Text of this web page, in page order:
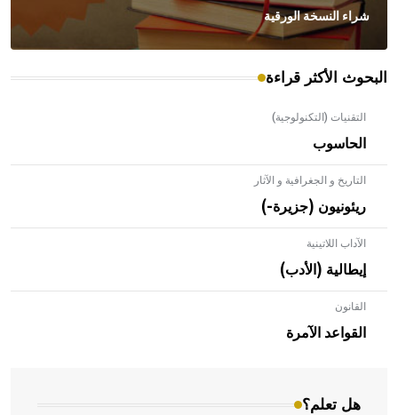
شراء النسخة الورقية
البحوث الأكثر قراءة
التقنيات (التكنولوجية)
الحاسوب
التاريخ و الجغرافية و الآثار
ريئونيون (جزيرة-)
الآداب اللاتينية
إيطالية (الأدب)
القانون
القواعد الآمرة
هل تعلم؟
- هل تعلم أن الأبلق نوع من الفنون الهندسية التي ارتبطت
بالعمارة الإسلامية في بلاد الشام ومصر خاصة، حيث يحرص
المعمار على بناء مداميكه وخاصة في الواجهات